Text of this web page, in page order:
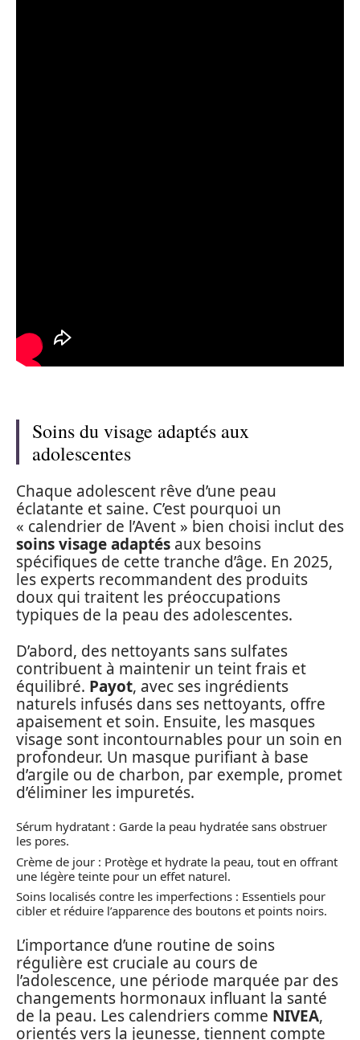
Soins du visage adaptés aux
adolescentes
Chaque adolescent rêve d’une peau
éclatante et saine. C’est pourquoi un
« calendrier de l’Avent » bien choisi inclut des
soins visage adaptés aux besoins
spécifiques de cette tranche d’âge. En 2025,
les experts recommandent des produits
doux qui traitent les préoccupations
typiques de la peau des adolescentes.
D’abord, des nettoyants sans sulfates
contribuent à maintenir un teint frais et
équilibré. Payot, avec ses ingrédients
naturels infusés dans ses nettoyants, offre
apaisement et soin. Ensuite, les masques
visage sont incontournables pour un soin en
profondeur. Un masque purifiant à base
d’argile ou de charbon, par exemple, promet
d’éliminer les impuretés.
Sérum hydratant : Garde la peau hydratée sans obstruer
les pores.
Crème de jour : Protège et hydrate la peau, tout en offrant
une légère teinte pour un effet naturel.
Soins localisés contre les imperfections : Essentiels pour
cibler et réduire l’apparence des boutons et points noirs.
L’importance d’une routine de soins
régulière est cruciale au cours de
l’adolescence, une période marquée par des
changements hormonaux influant la santé
de la peau. Les calendriers comme NIVEA,
orientés vers la jeunesse, tiennent compte